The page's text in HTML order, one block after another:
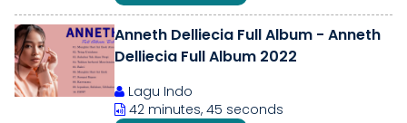
Anneth Delliecia Full Album - Anneth
Delliecia Full Album 2022
Lagu Indo
42 minutes, 45 seconds